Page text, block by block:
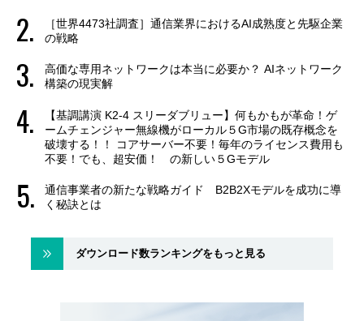
［世界4473社調査］通信業界におけるAI成熟度と先駆企業
の戦略
高価な専用ネットワークは本当に必要か？ AIネットワーク
構築の現実解
【基調講演 K2-4 スリーダブリュー】何もかもが革命！ゲ
ームチェンジャー無線機がローカル５G市場の既存概念を
破壊する！！ コアサーバー不要！毎年のライセンス費用も
不要！でも、超安価！ の新しい５Gモデル
通信事業者の新たな戦略ガイド B2B2Xモデルを成功に導
く秘訣とは
ダウンロード数ランキングをもっと見る